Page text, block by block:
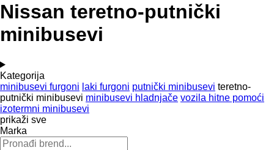
Nissan teretno-putnički
minibusevi
Kategorija
minibusevi furgoni laki furgoni putnički minibusevi teretno-
putnički minibusevi minibusevi hladnjače vozila hitne pomoći
izotermni minibusevi
prikaži sve
Marka